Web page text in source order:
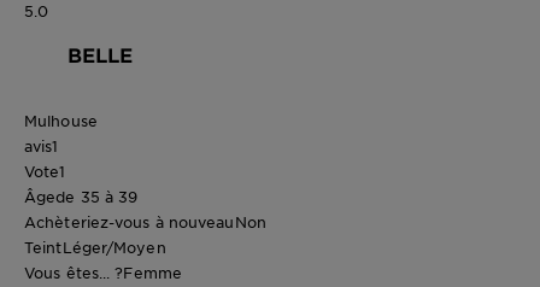
5.0
BELLE
Mulhouse
avis1
Vote1
Âgede 35 à 39
Achèteriez-vous à nouveauNon
TeintLéger/Moyen
Vous êtes... ?Femme